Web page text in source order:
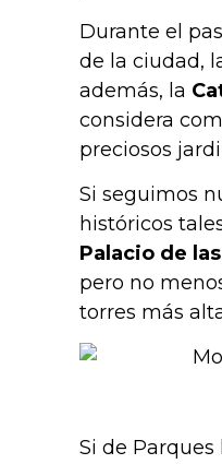
Durante el
de la ciudad,
además, la
considera
preciosos
Si seguimos
históricos
Palacio de
pero no
torres más
Si de